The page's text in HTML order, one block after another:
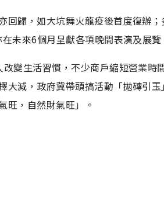
回歸，如大坑舞火龍疫後首度復辦
未來6個月呈獻各項晚間表演及展覽
變生活習慣，不少商戶縮短營業
大減，政府冀帶頭搞活動「拋磚引
旺，自然財氣旺」。